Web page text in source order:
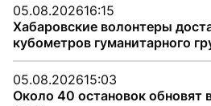
05.08.202616:15
Хабаровские волонтеры
кубометров гуманитарного
05.08.202615:03
Около 40 остановок обновят